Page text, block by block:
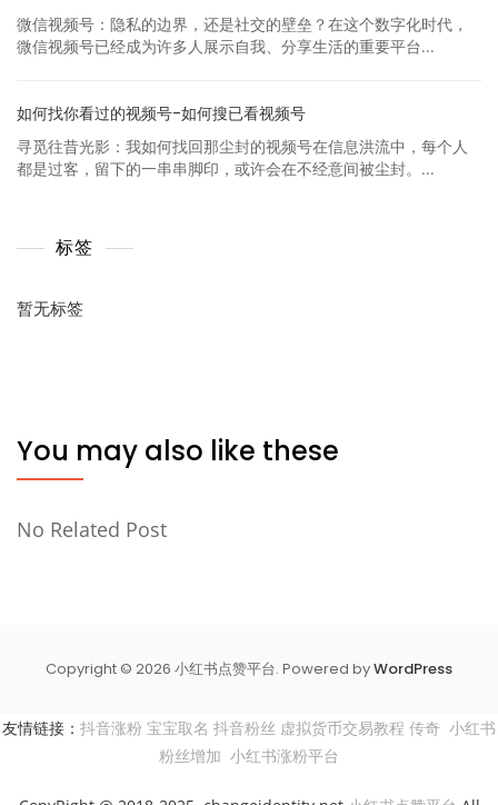
微信视频号：隐私的边界，还是社交的壁垒？在这个数字化时代，
微信视频号已经成为许多人展示自我、分享生活的重要平台...
如何找你看过的视频号-如何搜已看视频号
寻觅往昔光影：我如何找回那尘封的视频号在信息洪流中，每个人
都是过客，留下的一串串脚印，或许会在不经意间被尘封。...
标签
暂无标签
You may also like these
No Related Post
Copyright © 2026 小红书点赞平台. Powered byWordPress
友情链接： 抖音涨粉 宝宝取名 抖音粉丝 虚拟货币交易教程 传奇 小红书
粉丝增加 小红书涨粉平台